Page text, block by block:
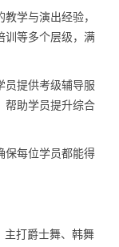
学与演出经验，
训等多个层级，满
员提供考级辅导服
帮助学员提升综合
保每位学员都能得
主打爵士舞、韩舞